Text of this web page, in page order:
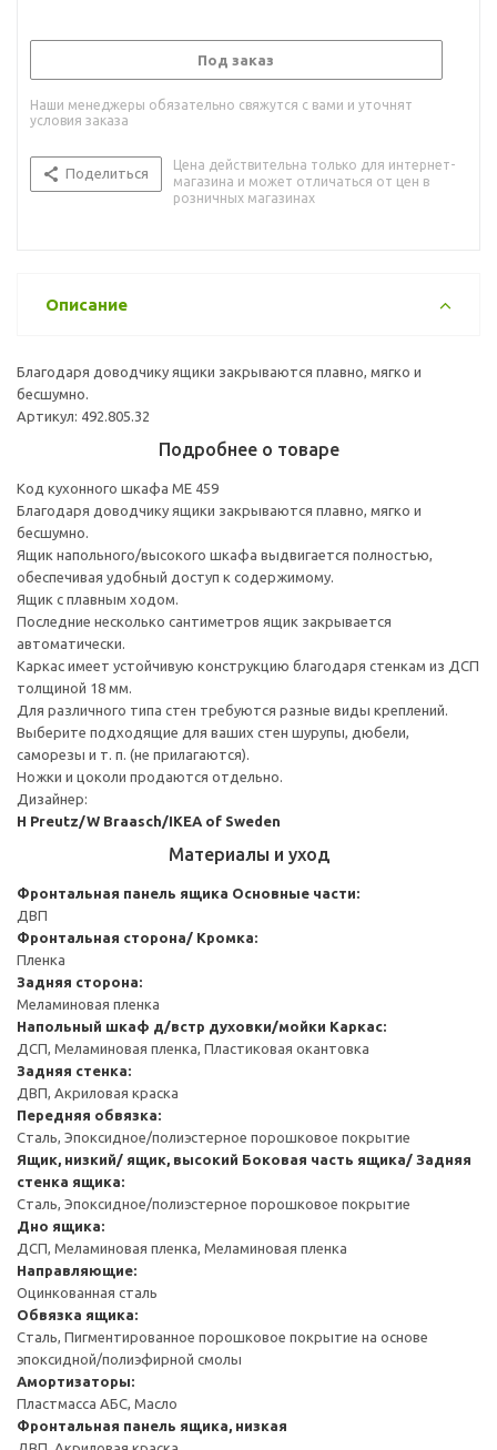
Под заказ
Наши менеджеры обязательно свяжутся с вами и уточнят
условия заказа
Поделиться
Цена действительна только для интернет-
магазина и может отличаться от цен в
розничных магазинах
Описание
Благодаря доводчику ящики закрываются плавно, мягко и
бесшумно.
Артикул: 492.805.32
Подробнее о товаре
Код кухонного шкафа ME 459
Благодаря доводчику ящики закрываются плавно, мягко и
бесшумно.
Ящик напольного/высокого шкафа выдвигается полностью,
обеспечивая удобный доступ к содержимому.
Ящик с плавным ходом.
Последние несколько сантиметров ящик закрывается
автоматически.
Каркас имеет устойчивую конструкцию благодаря стенкам из ДСП
толщиной 18 мм.
Для различного типа стен требуются разные виды креплений.
Выберите подходящие для ваших стен шурупы, дюбели,
саморезы и т. п. (не прилагаются).
Ножки и цоколи продаются отдельно.
Дизайнер:
H Preutz/W Braasch/IKEA of Sweden
Материалы и уход
Фронтальная панель ящика Основные части:
ДВП
Фронтальная сторона/ Кромка:
Пленка
Задняя сторона:
Меламиновая пленка
Напольный шкаф д/встр духовки/мойки Каркас:
ДСП, Меламиновая пленка, Пластиковая окантовка
Задняя стенка:
ДВП, Акриловая краска
Передняя обвязка:
Сталь, Эпоксидное/полиэстерное порошковое покрытие
Ящик, низкий/ ящик, высокий Боковая часть ящика/ Задняя
стенка ящика:
Сталь, Эпоксидное/полиэстерное порошковое покрытие
Дно ящика:
ДСП, Меламиновая пленка, Меламиновая пленка
Направляющие:
Оцинкованная сталь
Обвязка ящика:
Сталь, Пигментированное порошковое покрытие на основе
эпоксидной/полиэфирной смолы
Амортизаторы:
Пластмасса АБС, Масло
Фронтальная панель ящика, низкая